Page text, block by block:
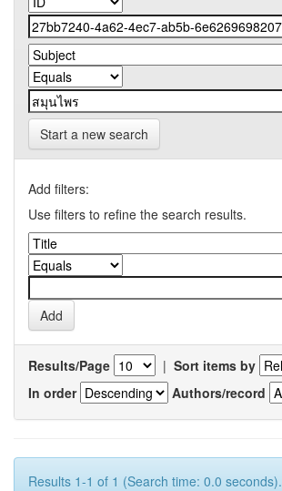
Start a new search
Add filters:
Use filters to refine the search results.
Results/Page | Sort items by
In order
Authors/record
Results 1-1 of 1 (Search time: 0.0 seconds).